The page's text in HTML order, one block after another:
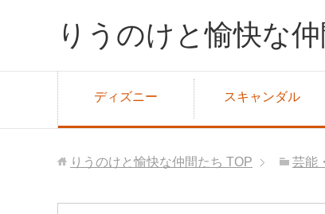
りうのけと愉快な
ディズニー スキャンダル
りうのけと愉快な仲間たち TOP 芸能